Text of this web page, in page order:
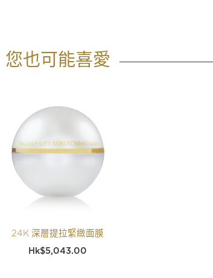
您也可能喜愛
24K 深層提拉緊緻面膜
$5,043.00